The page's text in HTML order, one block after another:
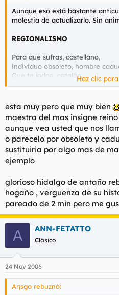
Aunque eso está bastante
molestia de actualizarlo. Sin
REGIONALISMO
Para que sufras, castellano,
individuo obsoleto, hombre
Que te jodan, catalán,
eres lo que dices odiar,
y tú, manchego retrasado,
ignorante de alma acomplejada;
balear mangante, cuando no
isleño pretencioso e inculto;
leonés ¿quien cojones eres tu?;
cateto estéril, hombre insípido;
y tú, navarro que te crees único,
eres tan idiota como el resto;
aragonés, jocoso y grotesco;
levantino, te crees mierda y no
a pedo, aprendiz de catalán;
vasco hipócrita, navarro
eres tan engreido como idiota y
asturiano ingrato y desleal;
gallego excéntrico, no tienes
nada que aportar a la humanidad;
murciano mugriento, vago e
extremeño pordiosero y
madrileño farolero, eres cursi y
canario, cántabro, melillita y
no merece la pena ni nombraros,
Haz clic
esta muy pero que muy bien
maestra del mas insigne
aunque vea usted que nos
o parecelo por obsoleto y
sustituiria por algo mas de
ejemplo
glorioso hidalgo de antaño
hogaño , verguenza de su
pareado de 2 min pero me
A ANN-FETATTO
Clásico
24 Nov 2006
Ar¡sgo rebuznó: